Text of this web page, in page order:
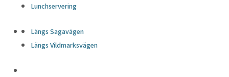
Lunchservering
Längs Sagavägen
Längs Vildmarksvägen